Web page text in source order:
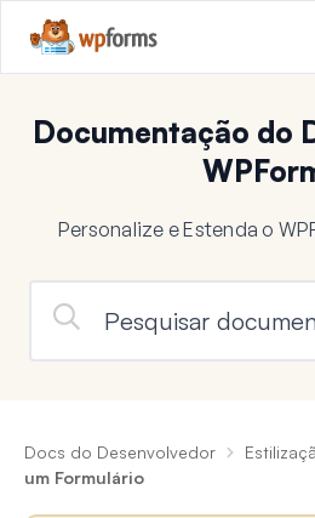
Documentação do
Personalize e Estenda o
Docs do Desenvolvedor
um Formulário